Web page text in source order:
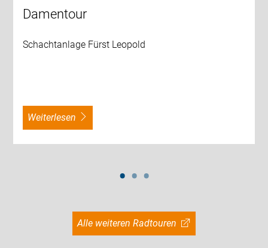
Damentour
Schachtanlage Fürst Leopold
weiterlesen
Alle weiteren Radtouren